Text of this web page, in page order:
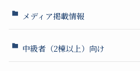
メディア掲載情報
中級者（2棟以上）向け